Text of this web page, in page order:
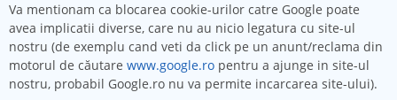
Va mentionam ca blocarea cookie-urilor catre Google poate
avea implicatii diverse, care nu au nicio legatura cu site-ul
nostru (de exemplu cand veti da click pe un anunt/reclama din
motorul de căutare www.google.ro pentru a ajunge in site-ul
nostru, probabil Google.ro nu va permite incarcarea site-ului).